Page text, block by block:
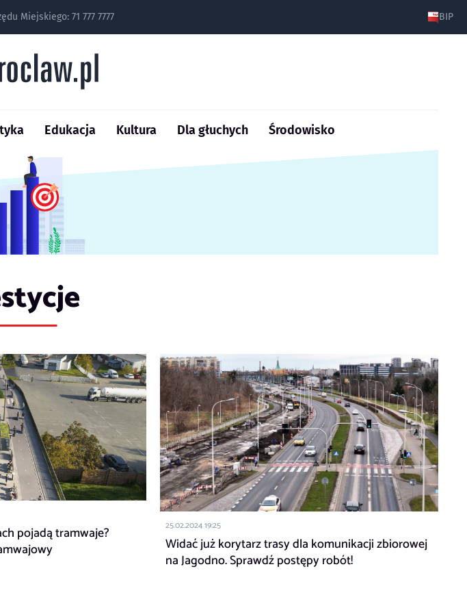
Miejskiego: 71 777 7777 BIP
Edukacja Kultura Dla głuchych Środowisko
pojadą tramwaje?
25.02.2024 19:25
Widać już korytarz trasy dla komunikacji zbiorowej
na Jagodno. Sprawdź postępy robót!